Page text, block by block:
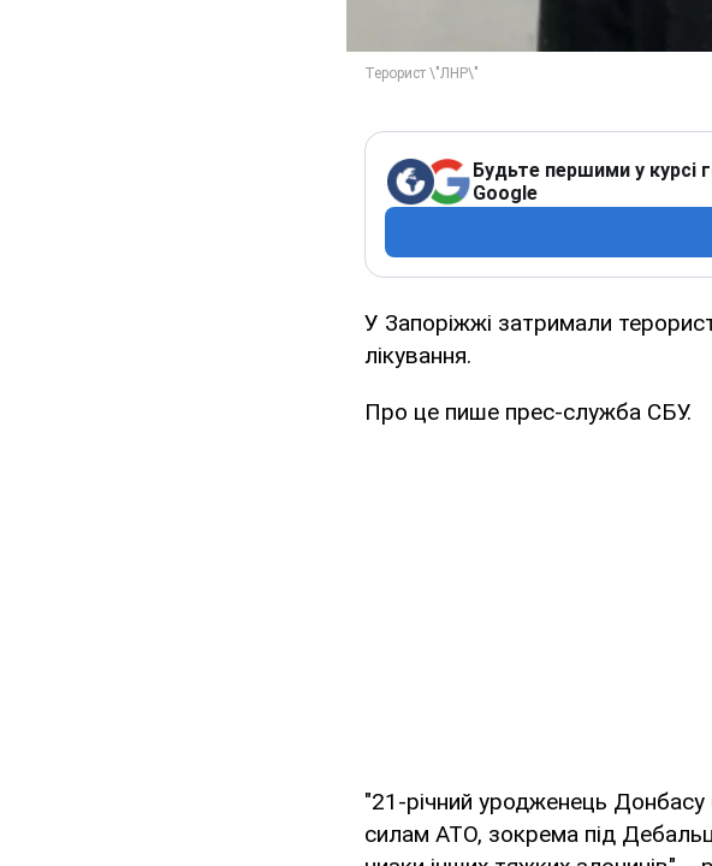
Будьте першими у курсі
Google
У Запоріжжі затримали
лікування.
Про це пише прес-служба СБУ.
"21-річний уродженець Донбасу
силам АТО, зокрема під